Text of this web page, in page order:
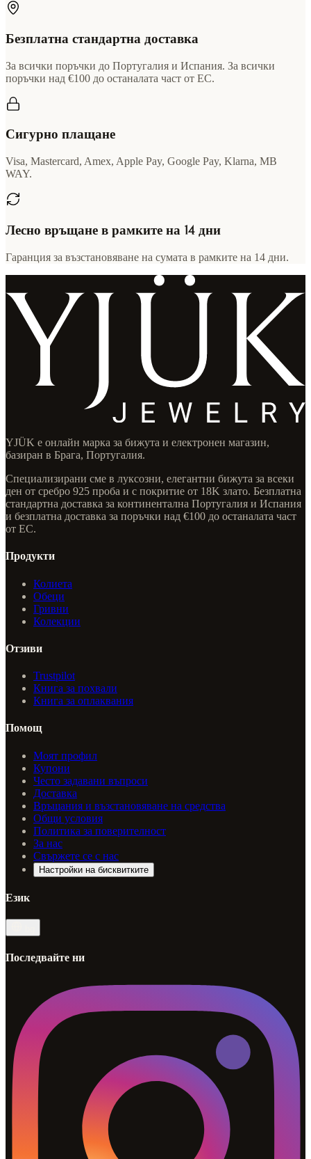
Безплатна стандартна доставка
За всички поръчки до Португалия и Испания. За всички
поръчки над €100 до останалата част от ЕС.
Сигурно плащане
Visa, Mastercard, Amex, Apple Pay, Google Pay, Klarna, MB
WAY.
Лесно връщане в рамките на 14 дни
Гаранция за възстановяване на сумата в рамките на 14 дни.
YJÜK е онлайн марка за бижута и електронен магазин,
базиран в Брага, Португалия.
Специализирани сме в луксозни, елегантни бижута за всеки
ден от сребро 925 проба и с покритие от 18K злато. Безплатна
стандартна доставка за континентална Португалия и Испания
и безплатна доставка за поръчки над €100 до останалата част
от ЕС.
Продукти
Колиета
Обеци
Гривни
Колекции
Отзиви
Trustpilot
Книга за похвали
Книга за оплаквания
Помощ
Моят профил
Купони
Често задавани въпроси
Доставка
Връщания и възстановяване на средства
Общи условия
Политика за поверителност
За нас
Свържете се с нас
Настройки на бисквитките
Език
Последвайте ни